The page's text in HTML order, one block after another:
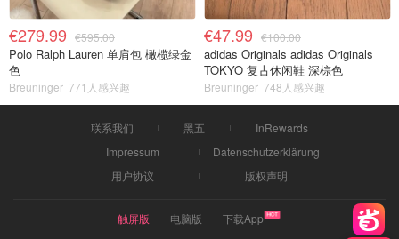
€279.99 €595.00
Polo Ralph Lauren 单肩包 橄榄绿金
色
Breuninger 771人感兴趣
€47.99 €100.00
adidas Originals adidas Originals
TOKYO 复古休闲鞋 深棕色
Breuninger 748人感兴趣
联系我们 黑五
InRewards
Impressum
Datenschutzerklärung
用户协议
版权声明
触屏版 电脑版
下载App